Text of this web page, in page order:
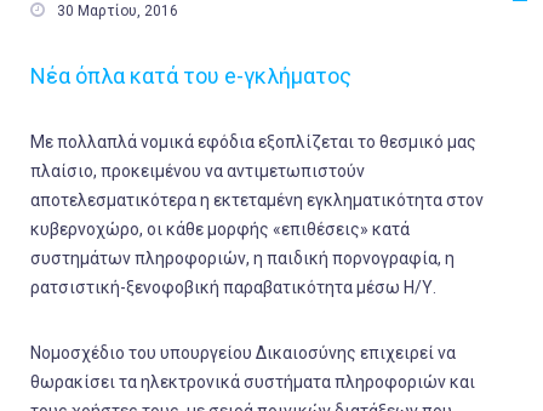
 30 Μαρτίου, 2016
Νέα όπλα κατά του e-γκλήματος
Με πολλαπλά νομικά εφόδια εξοπλίζεται το θεσμικό μας
πλαίσιο, προκειμένου να αντιμετωπιστούν
αποτελεσματικότερα η εκτεταμένη εγκληματικότητα στον
κυβερνοχώρο, οι κάθε μορφής «επιθέσεις» κατά
συστημάτων πληροφοριών, η παιδική πορνογραφία, η
ρατσιστική-ξενοφοβική παραβατικότητα μέσω Η/Υ.
Νομοσχέδιο του υπουργείου Δικαιοσύνης επιχειρεί να
θωρακίσει τα ηλεκτρονικά συστήματα πληροφοριών και